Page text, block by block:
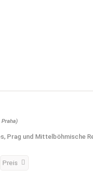
Prag und Mittelböhmische
Preis